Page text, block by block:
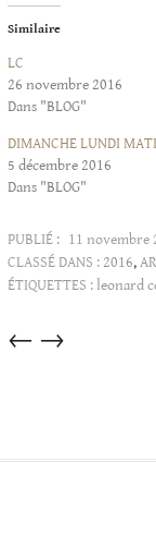
Similaire
LC
26 novembre 2016
Dans "BLOG"
DIMANCHE LUNDI
5 décembre 2016
Dans "BLOG"
PUBLIÉ : 11 novembre
CLASSÉ DANS : 2016,
ÉTIQUETTES :leonard
Articles
→
←